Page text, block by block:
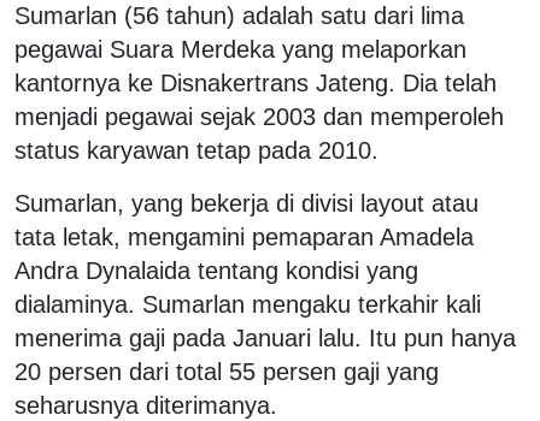
Sumarlan (56 tahun) adalah satu dari lima
pegawai Suara Merdeka yang melaporkan
kantornya ke Disnakertrans Jateng. Dia telah
menjadi pegawai sejak 2003 dan memperoleh
status karyawan tetap pada 2010.
Sumarlan, yang bekerja di divisi layout atau
tata letak, mengamini pemaparan Amadela
Andra Dynalaida tentang kondisi yang
dialaminya. Sumarlan mengaku terkahir kali
menerima gaji pada Januari lalu. Itu pun hanya
20 persen dari total 55 persen gaji yang
seharusnya diterimanya.